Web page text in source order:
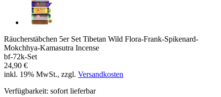
Räucherstäbchen 5er Set Tibetan Wild Flora-Frank-Spikenard-
Mokchhya-Kamasutra Incense
bf-72k-Set
24,90 €
inkl. 19% MwSt., zzgl. Versandkosten
Verfügbarkeit: sofort lieferbar